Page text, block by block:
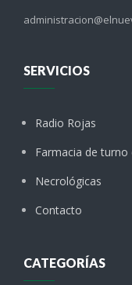
SERVICIOS
Radio Rojas
Farmacia de turno
Necrológicas
Contacto
CATEGORÍAS